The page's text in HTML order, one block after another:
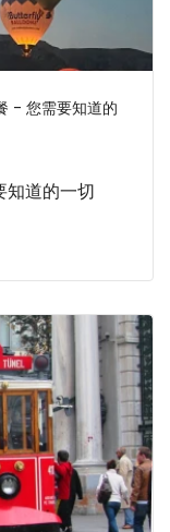
- 您需要知道的
道的一切